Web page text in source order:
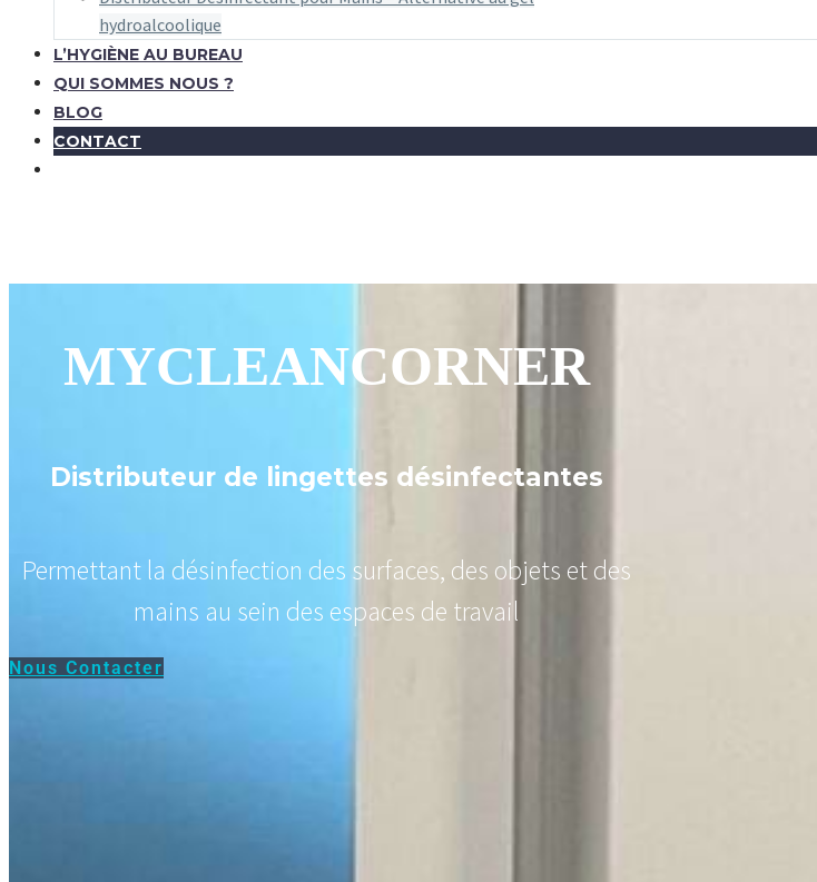
hydroalcoolique
L’HYGIÈNE AU BUREAU
QUI SOMMES NOUS ?
BLOG
CONTACT
MYCLEANCORNER
Distributeur de lingettes désinfectantes
Permettant la désinfection des surfaces, des objets et des
mains au sein des espaces de travail
Nous Contacter